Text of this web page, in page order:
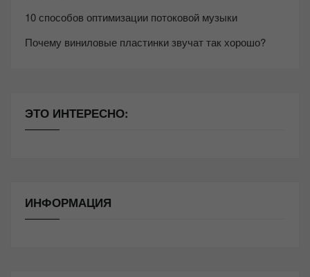
10 способов оптимизации потоковой музыки
Почему виниловые пластинки звучат так хорошо?
ЭТО ИНТЕРЕСНО:
ИНФОРМАЦИЯ